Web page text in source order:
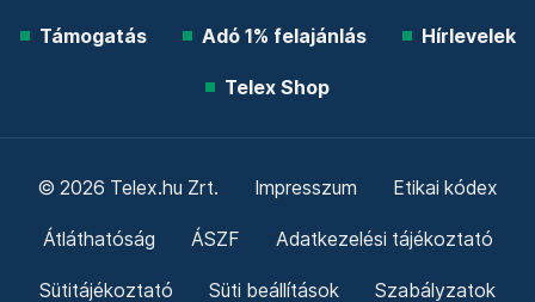
Támogatás Adó 1% felajánlás Hírlevelek
Telex Shop
© 2026 Telex.hu Zrt. Impresszum Etikai kódex
Átláthatóság ÁSZF Adatkezelési tájékoztató
Sütitájékoztató Süti beállítások Szabályzatok